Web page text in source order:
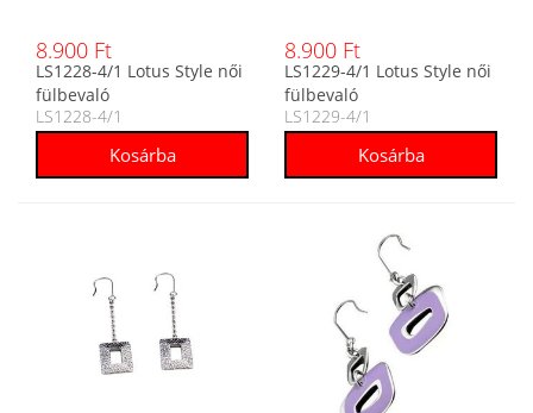
8.900 Ft
LS1228-4/1 Lotus Style női
fülbevaló
LS1228-4/1
8.900 Ft
LS1229-4/1 Lotus Style női
fülbevaló
LS1229-4/1